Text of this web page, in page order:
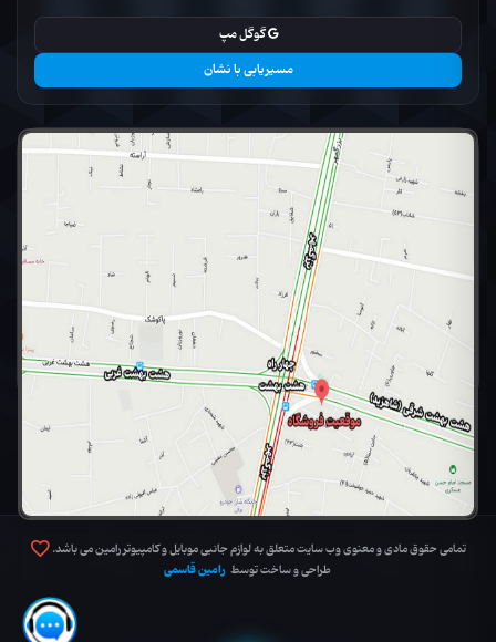
گوگل مپ
مسیریابی با نشان
تمامی حقوق مادی و معنوی وب سایت متعلق به لوازم جانبی موبایل و کامپیوتر رامین می باشد.
طراحی و ساخت توسط رامین قاسمی